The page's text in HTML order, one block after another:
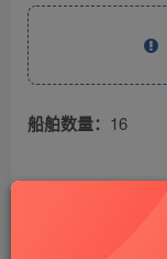
船舶数量： 16